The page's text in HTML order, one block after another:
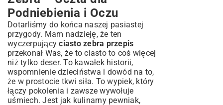
Podniebienia i Oczu
Dotarliśmy do końca naszej pasiastej
przygody. Mam nadzieję, że ten
wyczerpującyciasto zebra przepis
przekonał Was, że to ciasto to coś więcej
niż tylko deser. To kawałek historii,
wspomnienie dzieciństwa i dowód na to,
że w prostocie tkwi siła. To wypiek, który
łączy pokolenia i zawsze wywołuje
uśmiech. Jest jak kulinarny pewniak,